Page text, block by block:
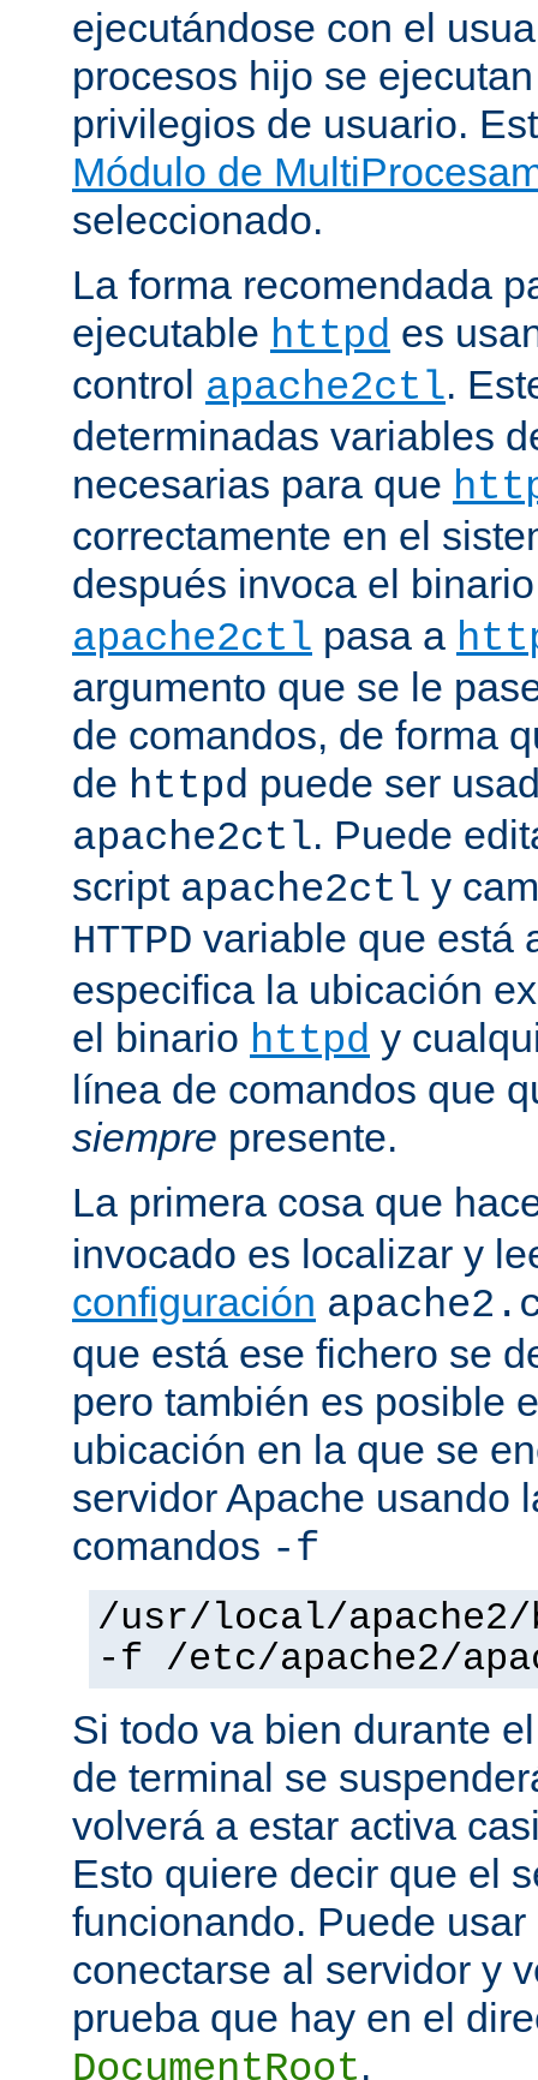
ejecutándose con el
procesos hijo se
privilegios de usuario.
Módulo de
seleccionado.
La forma recomendada
ejecutable httpd es
control apache2ctl.
determinadas variables
necesarias para que
correctamente en el
después invoca el
apache2ctl pasa a
argumento que se le
de comandos, de forma
de httpd puede ser
apache2ctl. Puede
script apache2ctl y
HTTPD variable que está
especifica la ubicación
el binario httpd y
línea de comandos que
siempre presente.
La primera cosa que
invocado es localizar y
configuración
que está ese fichero se
pero también es posible
ubicación en la que se
servidor Apache usando
comandos -f
/usr/local/
-f /etc/apache2/
Si todo va bien durante
de terminal se
volverá a estar activa
Esto quiere decir que el
funcionando. Puede
conectarse al servidor y
prueba que hay en el
DocumentRoot.